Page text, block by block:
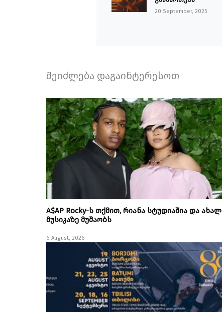
20 September, 2025
შეიძლება დაგაინტერესოთ
A$AP Rocky-ს თქმით, რიანა სტუდიაშია და ახალ
მუსიკაზე მუშაობს
6 August, 2026